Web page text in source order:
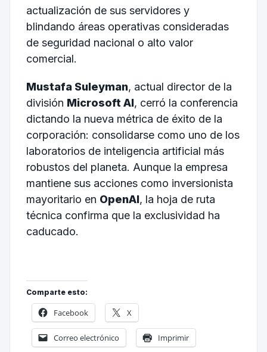
actualización de sus servidores y
blindando áreas operativas consideradas
de seguridad nacional o alto valor
comercial.
Mustafa Suleyman, actual director de la
división Microsoft AI, cerró la conferencia
dictando la nueva métrica de éxito de la
corporación: consolidarse como uno de los
laboratorios de inteligencia artificial más
robustos del planeta. Aunque la empresa
mantiene sus acciones como inversionista
mayoritario en OpenAI, la hoja de ruta
técnica confirma que la exclusividad ha
caducado.
Comparte esto:
Facebook X
Correo electrónico Imprimir